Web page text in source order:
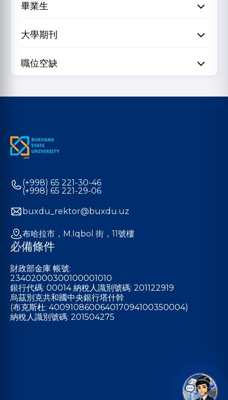
畢業生
大學期刊
職位空缺
(+998) 65 221-30-46
(+998) 65 221-29-06
buxdu_rektor@buxdu.uz
布哈拉市，M.Iqbol 街，11號樓
必備條件
財政部金庫 帳號:
23402000300100001010
銀行代碼: 00014 納稅人識別號碼: 201122919
烏茲別克共和國中央銀行塔什幹
(布克斯杜: 400910860064017094100350004)
納稅人識別號碼: 201504275